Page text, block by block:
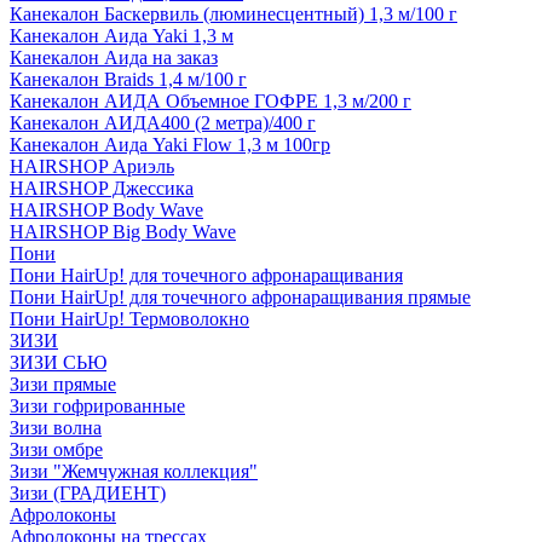
Канекалон Баскервиль (люминесцентный) 1,3 м/100 г
Канекалон Аида Yaki 1,3 м
Канекалон Аида на заказ
Канекалон Braids 1,4 м/100 г
Канекалон АИДА Объемное ГОФРЕ 1,3 м/200 г
Канекалон АИДА400 (2 метра)/400 г
Канекалон Аида Yaki Flow 1,3 м 100гр
HAIRSHOP Ариэль
HAIRSHOP Джессика
HAIRSHOP Body Wave
HAIRSHOP Big Body Wave
Пони
Пони HairUp! для точечного афронаращивания
Пони HairUp! для точечного афронаращивания прямые
Пони HairUp! Термоволокно
ЗИЗИ
ЗИЗИ СЬЮ
Зизи прямые
Зизи гофрированные
Зизи волна
Зизи омбре
Зизи "Жемчужная коллекция"
Зизи (ГРАДИЕНТ)
Афролоконы
Афролоконы на трессах